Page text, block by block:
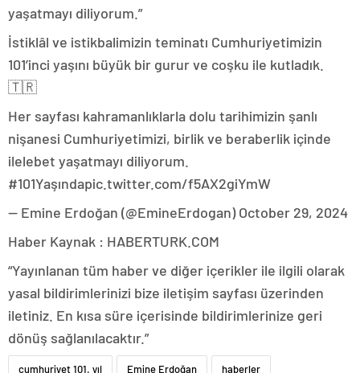
yaşatmayı diliyorum.”
İstiklâl ve istikbalimizin teminatı Cumhuriyetimizin
101’inci yaşını büyük bir gurur ve coşku ile kutladık.
🇹🇷
Her sayfası kahramanlıklarla dolu tarihimizin şanlı
nişanesi Cumhuriyetimizi, birlik ve beraberlik içinde
ilelebet yaşatmayı diliyorum.
#101Yaşındapic.twitter.com/f5AX2giYmW
— Emine Erdoğan (@EmineErdogan) October 29, 2024
Haber Kaynak : HABERTURK.COM
“Yayınlanan tüm haber ve diğer içerikler ile ilgili olarak
yasal bildirimlerinizi bize iletişim sayfası üzerinden
iletiniz. En kısa süre içerisinde bildirimlerinize geri
dönüş sağlanılacaktır.”
cumhuriyet 101. yıl Emine Erdoğan haberler